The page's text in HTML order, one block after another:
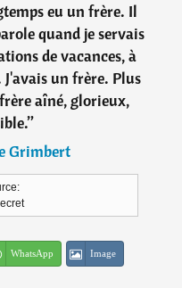
eu un frère. Il
quand je servais
de vacances, à
J'avais un frère. Plus
aîné, glorieux,
”
Grimbert
WhatsApp Image